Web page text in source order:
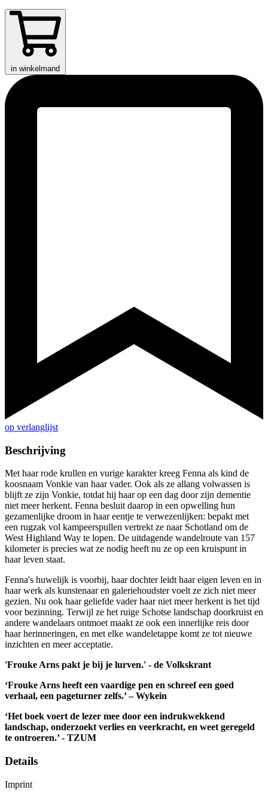
in winkelmand
op verlanglijst
Beschrijving
Met haar rode krullen en vurige karakter kreeg Fenna als kind de
koosnaam Vonkie van haar vader. Ook als ze allang volwassen is
blijft ze zijn Vonkie, totdat hij haar op een dag door zijn dementie
niet meer herkent. Fenna besluit daarop in een opwelling hun
gezamenlijke droom in haar eentje te verwezenlijken: bepakt met
een rugzak vol kampeerspullen vertrekt ze naar Schotland om de
West Highland Way te lopen. De uitdagende wandelroute van 157
kilometer is precies wat ze nodig heeft nu ze op een kruispunt in
haar leven staat.
Fenna's huwelijk is voorbij, haar dochter leidt haar eigen leven en in
haar werk als kunstenaar en galeriehoudster voelt ze zich niet meer
gezien. Nu ook haar geliefde vader haar niet meer herkent is het tijd
voor bezinning. Terwijl ze het ruige Schotse landschap doorkruist en
andere wandelaars ontmoet maakt ze ook een innerlijke reis door
haar herinneringen, en met elke wandeletappe komt ze tot nieuwe
inzichten en meer acceptatie.
'Frouke Arns pakt je bij je lurven.' - de Volkskrant
‘Frouke Arns heeft een vaardige pen en schreef een goed
verhaal, een pageturner zelfs.’ – Wykein
‘Het boek voert de lezer mee door een indrukwekkend
landschap, onderzoekt verlies en veerkracht, en weet geregeld
te ontroeren.’ - TZUM
Details
Imprint